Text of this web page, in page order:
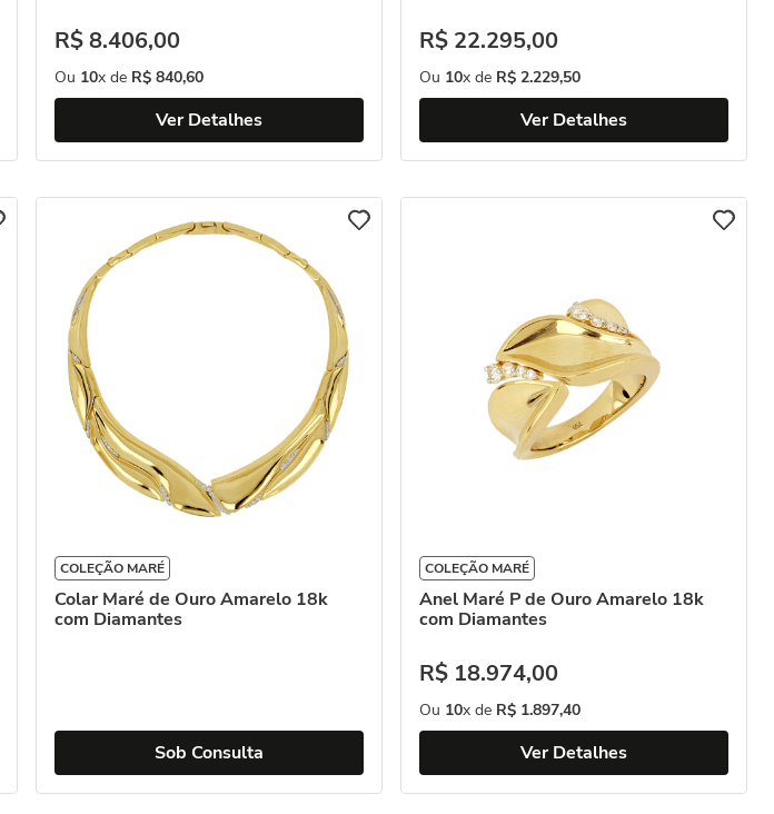
R$8.406,00
Ou 10x de R$ 840,60
Ver Detalhes
R$ 22.295,00
Ou 10x de R$ 2.229,50
Ver Detalhes
COLEÇÃO MARÉ
Colar Maré de Ouro Amarelo 18k
com Diamantes
Sob Consulta
COLEÇÃO MARÉ
Anel Maré P de Ouro Amarelo 18k
com Diamantes
R$ 18.974,00
Ou 10x de R$ 1.897,40
Ver Detalhes